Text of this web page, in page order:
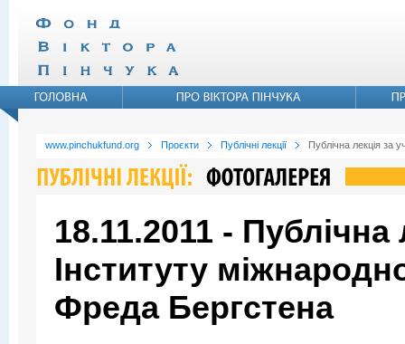
www.pinchukfund.org Проєкти Публічні лекції Публічна лекція за
18.11.2011 - Публічна
Інституту
Фреда Бергстена